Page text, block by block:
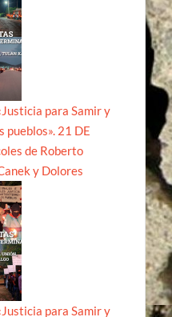
para Samir y
21 DE
de Roberto
y Dolores
para Samir y